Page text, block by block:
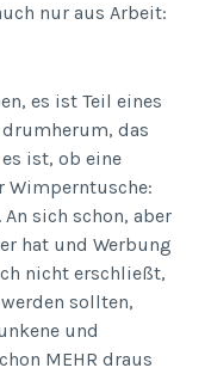
nur aus Arbeit:
es ist Teil eines
das
ist, ob eine
Wimperntusche:
sich schon, aber
hat und Werbung
nicht erschließt,
sollten,
und
MEHR draus